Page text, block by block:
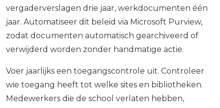
vergaderverslagen drie jaar, werkdocumenten één
jaar. Automatiseer dit beleid via Microsoft Purview,
zodat documenten automatisch gearchiveerd of
verwijderd worden zonder handmatige actie.
Voer jaarlijks een toegangscontrole uit. Controleer
wie toegang heeft tot welke sites en bibliotheken.
Medewerkers die de school verlaten hebben,